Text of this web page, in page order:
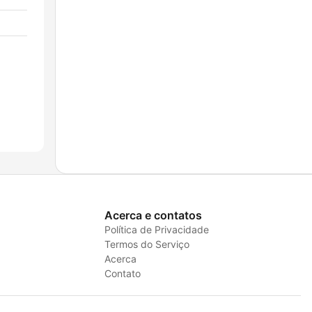
Acerca e contatos
Política de Privacidade
Termos do Serviço
Acerca
Contato